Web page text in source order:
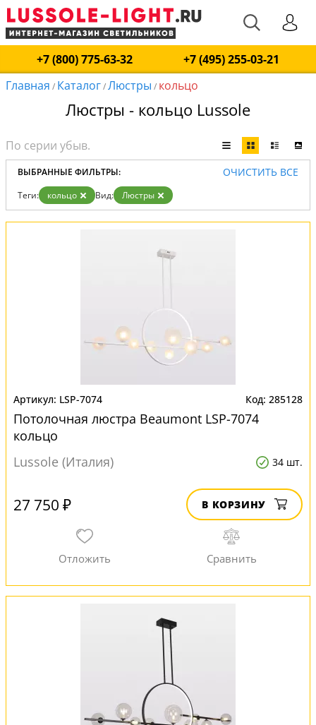
+7 (800) 775-63-32
+7 (495) 255-03-21
Главная / Каталог/Люстры / кольцо
Люстры - кольцо Lussole
ВЫБРАННЫЕ ФИЛЬТРЫ: ОЧИСТИТЬ ВСЕ
Теги: кольцо Вид: Люстры
LSP-7074 285128
Потолочная люстра Beaumont LSP-7074
кольцо
Lussole (Италия)
34 шт.
27 750 ₽ В КОРЗИНУ